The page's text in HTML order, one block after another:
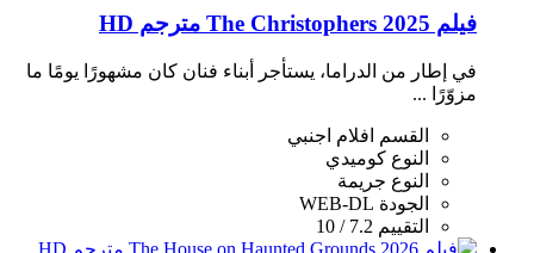
فيلم The Christophers 2025 مترجم HD
في إطار من الدراما، يستأجر أبناء فنان كان مشهورًا يومًا ما
مزوّرًا ...
القسم
افلام اجنبي
النوع كوميدي
النوع جريمة
الجودة WEB-DL
التقييم 7.2 / 10